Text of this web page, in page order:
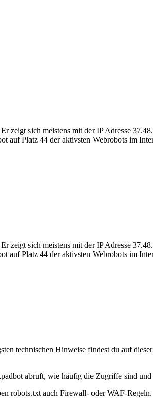
Er zeigt sich meistens mit der IP Adresse
Platz 44 der aktivsten Webrobots im
Er zeigt sich meistens mit der IP Adresse
Platz 44 der aktivsten Webrobots im
technischen Hinweise findest du auf
abruft, wie häufig die Zugriffe sind
robots.txt auch Firewall- oder WAF-Regeln.